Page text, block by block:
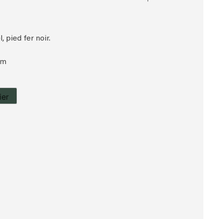
pied fer noir.